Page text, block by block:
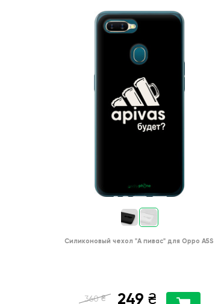
Силиконовый чехол "А пивас" для Oppo A5S
360 ₴ 249 ₴